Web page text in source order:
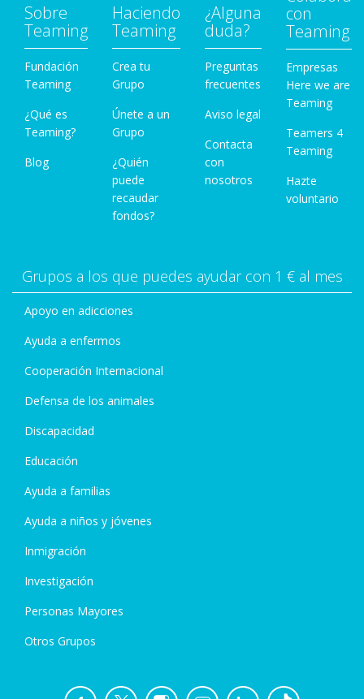
Sobre
Teaming
Fundación
Teaming
¿Qué es
Teaming?
Blog
Haciendo
Teaming
Crea tu
Grupo
Únete a un
Grupo
¿Quién
puede
recaudar
fondos?
¿Alguna
duda?
Preguntas
frecuentes
Aviso legal
Contacta
con
nosotros
con
Teaming
Empresas
Here we are
Teaming
Teamers 4
Teaming
Hazte
voluntario
Grupos a los que puedes ayudar con 1 € al mes
Apoyo en adicciones
Ayuda a enfermos
Cooperación Internacional
Defensa de los animales
Discapacidad
Educación
Ayuda a familias
Ayuda a niños y jóvenes
Inmigración
Investigación
Personas Mayores
Otros Grupos